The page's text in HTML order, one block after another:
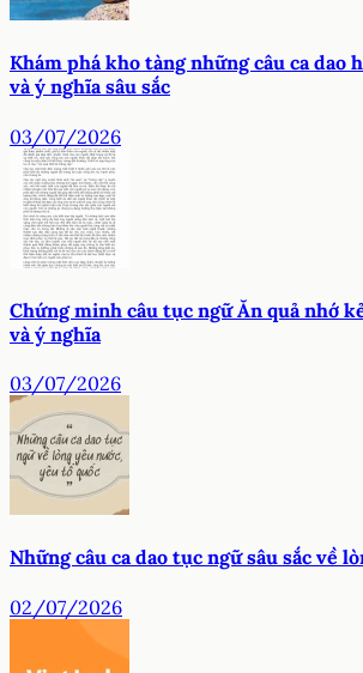
Khám phá kho tàng những câu ca dao
và ý nghĩa sâu sắc
03/07/2026
Chứng minh câu tục ngữ Ăn quả nhớ
và ý nghĩa
03/07/2026
Những câu ca dao tục ngữ sâu sắc về
02/07/2026